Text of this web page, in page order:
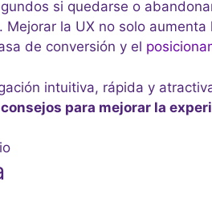
si quedarse o
la UX no solo
de conversión y el
intuitiva, rápida y
consejos para mejorar la